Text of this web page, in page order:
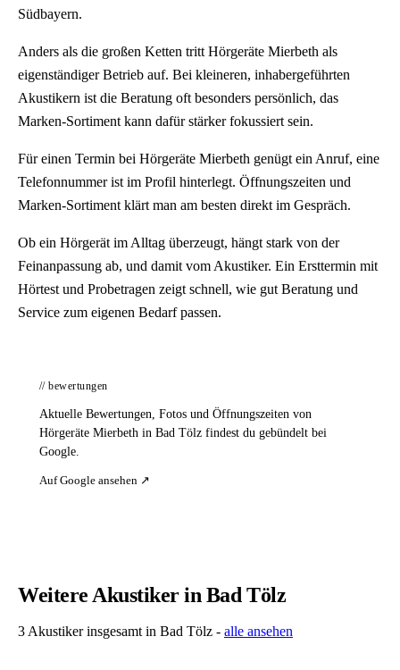
Südbayern.
Anders als die großen Ketten tritt Hörgeräte Mierbeth als
eigenständiger Betrieb auf. Bei kleineren, inhabergeführten
Akustikern ist die Beratung oft besonders persönlich, das
Marken-Sortiment kann dafür stärker fokussiert sein.
Für einen Termin bei Hörgeräte Mierbeth genügt ein Anruf, eine
Telefonnummer ist im Profil hinterlegt. Öffnungszeiten und
Marken-Sortiment klärt man am besten direkt im Gespräch.
Ob ein Hörgerät im Alltag überzeugt, hängt stark von der
Feinanpassung ab, und damit vom Akustiker. Ein Ersttermin mit
Hörtest und Probetragen zeigt schnell, wie gut Beratung und
Service zum eigenen Bedarf passen.
// bewertungen
Aktuelle Bewertungen, Fotos und Öffnungszeiten von
Hörgeräte Mierbeth in Bad Tölz findest du gebündelt bei
Google.
Auf Google ansehen ↗
Weitere Akustiker in Bad Tölz
3 Akustiker insgesamt in Bad Tölz - alle ansehen